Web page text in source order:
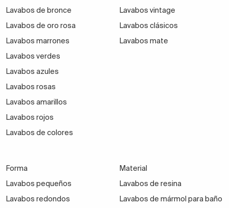
muebles de baño
Los materiales de los lavabos
Los lavabos encastrados en un mueble de baño,
como los demás, están
materiales y acabados
inconvenientes de cada material te ayudarán a
Hay lavabos fabricados
permiten crear lavabos de diferentes colores y
acabados. Además,
son resistentes a las manchas
Lavabos de bronce
Lavabos de oro rosa
Lavabos marrones
Lavabos verdes
Lavabos azules
Lavabos rosas
Lavabos amarillos
Lavabos rojos
Lavabos de colores
Lavabos vintage
Lavabos clásicos
Lavabos mate
Forma
Lavabos pequeños
Lavabos redondos
Material
Lavabos de resina
Lavabos de mármol para baño